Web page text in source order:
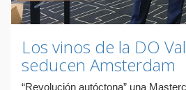
Los vinos de la DO
seducen Amsterdam
“Revolución autóctona” una